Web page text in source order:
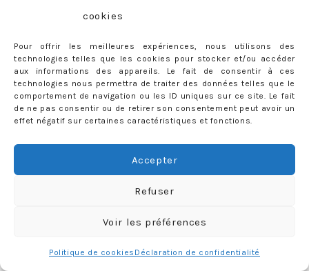
cookies
Pour offrir les meilleures expériences, nous utilisons des
technologies telles que les cookies pour stocker et/ou accéder
aux informations des appareils. Le fait de consentir à ces
technologies nous permettra de traiter des données telles que le
comportement de navigation ou les ID uniques sur ce site. Le fait
de ne pas consentir ou de retirer son consentement peut avoir un
effet négatif sur certaines caractéristiques et fonctions.
Accepter
Refuser
Voir les préférences
Politique de cookies Déclaration de confidentialité
Faisons connaissance…